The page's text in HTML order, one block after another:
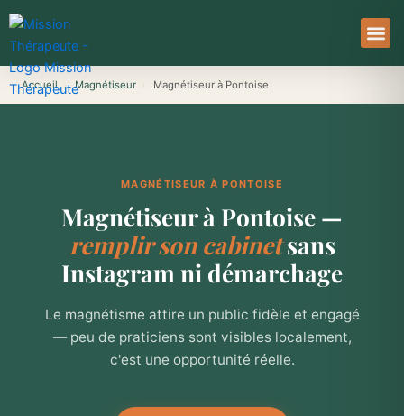
Aller
au
contenu
Accueil › Magnétiseur Magnétiseur à Pontoise
MAGNÉTISEUR À PONTOISE
Magnétiseur à Pontoise —
remplir son cabinetsans
Instagram ni démarchage
Le magnétisme attire un public fidèle et engagé
— peu de praticiens sont visibles localement,
c'est une opportunité réelle.